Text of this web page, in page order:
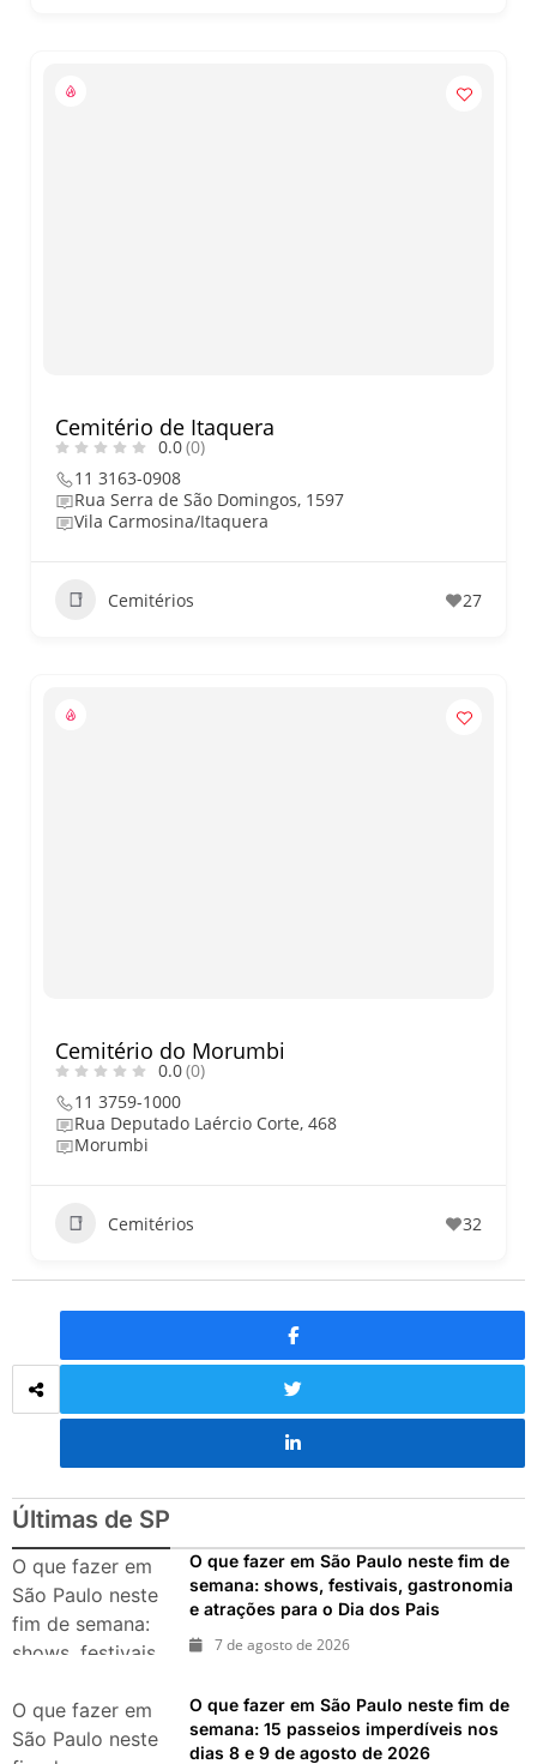
Cemitério de Itaquera
0.0(0)
11 3163-0908
Rua Serra de São Domingos, 1597
Vila Carmosina/Itaquera
Cemitérios 27
Cemitério do Morumbi
0.0(0)
11 3759-1000
Rua Deputado Laércio Corte, 468
Morumbi
Cemitérios 32
Últimas de SP
O que fazer em
São Paulo neste
fim de semana:
shows, festivais,
atrações para o
Dia dos Pais
O que fazer em São Paulo neste fim de
semana: shows, festivais, gastronomia
e atrações para o Dia dos Pais
7 de agosto de 2026
O que fazer em
São Paulo neste
O que fazer em São Paulo neste fim de
semana: 15 passeios imperdíveis nos
dias 8 e 9 de agosto de 2026